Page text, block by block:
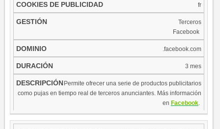
fr
Terceros
Faceboo​k​
.facebook.com
3 mes
​Permite ofrecer una serie de productos publicitarios
como pujas en tiempo real de terceros anunciantes. Más información
en Facebook.